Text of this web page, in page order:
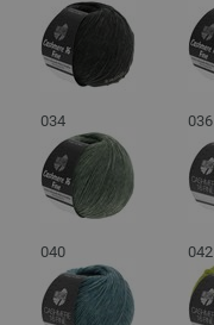
034 036
040 042